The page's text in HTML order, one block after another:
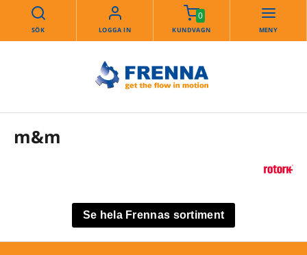
SÖK LOGGA IN
0
KUNDVAGN MENY
m&m
Se hela Frennas sortiment